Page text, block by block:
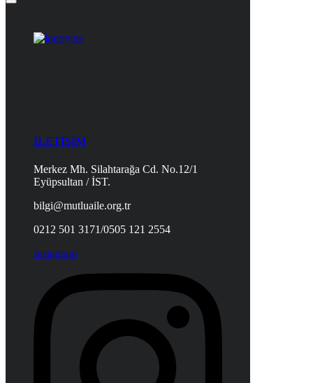
İLETİŞİM
Merkez Mh. Silahtarağa Cd. No.12/1
Eyüpsultan / İST.
bilgi@mutluaile.org.tr
0212 501 3171/0505 121 2554
Instagram